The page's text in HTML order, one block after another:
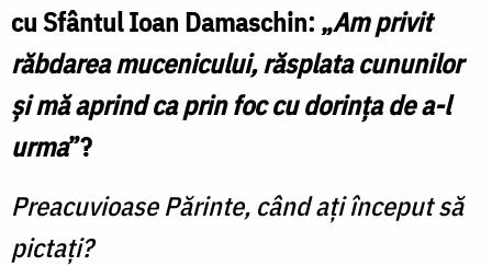
cu Sfântul Ioan Damaschin: „Am privit
răbdarea mucenicului, răsplata cununilor
și mă aprind ca prin foc cu dorința de a-l
urma”?
Preacuvioase Părinte, când ați început să
pictați?